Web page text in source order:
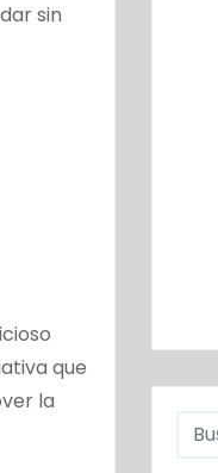
sin
que
la